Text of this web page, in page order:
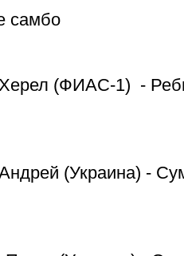
самбо
Херел (ФИАС-1) -
(Украина) -